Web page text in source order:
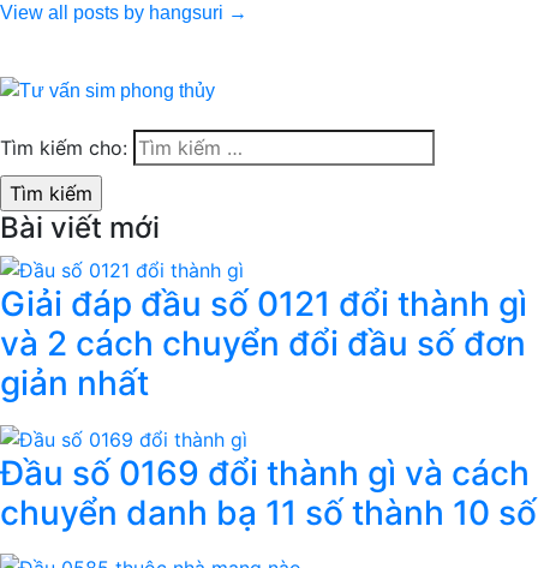
View all posts by hangsuri →
Tìm kiếm cho:
Bài viết mới
Giải đáp đầu số 0121 đổi thành gì
và 2 cách chuyển đổi đầu số đơn
giản nhất
Đầu số 0169 đổi thành gì và cách
chuyển danh bạ 11 số thành 10 số